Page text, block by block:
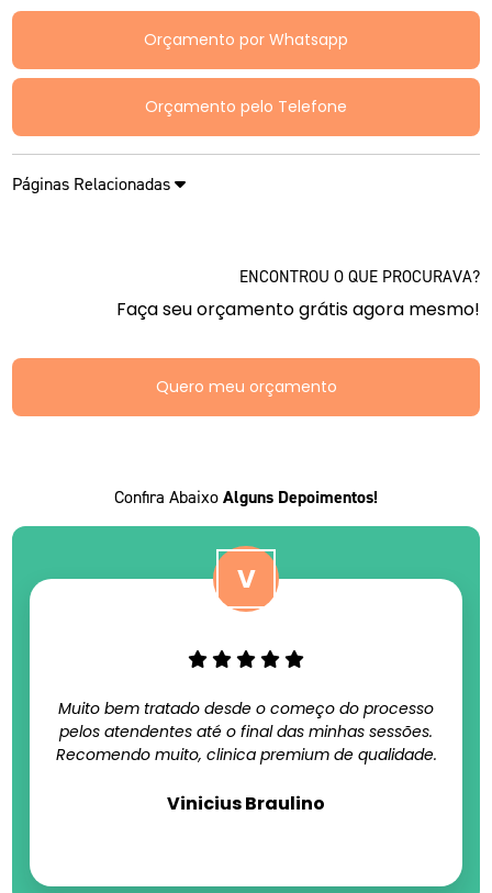
Orçamento por Whatsapp
Orçamento pelo Telefone
Páginas Relacionadas
ENCONTROU O QUE PROCURAVA?
Faça seu orçamento grátis agora mesmo!
Quero meu orçamento
Confira Abaixo Alguns Depoimentos!
Muito bem tratado desde o começo do processo
pelos atendentes até o final das minhas sessões.
Recomendo muito, clinica premium de qualidade.
Vinicius Braulino